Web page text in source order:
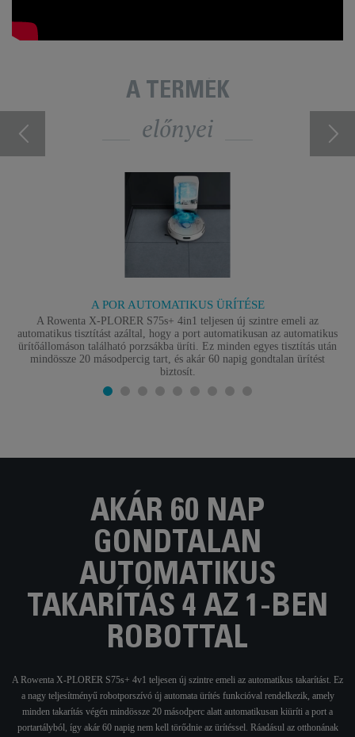
A TERMÉK
előnyei
A POR AUTOMATIKUS ÜRÍTÉSE
A Rowenta X-PLORER S75s+ 4in1 teljesen új szintre emeli az
automatikus tisztítást azáltal, hogy a port automatikusan az automatikus
ürítőállomáson található porzsákba üríti. Ez minden egyes tisztítás után
mindössze 20 másodpercig tart, és akár 60 napig gondtalan ürítést
biztosít.
AKÁR 60 NAP
GONDTALAN
AUTOMATIKUS
TAKARÍTÁS 4 AZ 1-BEN
ROBOTTAL
A Rowenta X-PLORER S75s+ 4v1 teljesen új szintre emeli az automatikus takarítást. Ez
a nagy teljesítményű robotporszívó új automata ürítés funkcióval rendelkezik, amely
minden takarítás végén mindössze 20 másodperc alatt automatikusan kiüríti a port a
portartályból, így akár 60 napig nem kell törődnie az ürítéssel. Ráadásul az otthonának